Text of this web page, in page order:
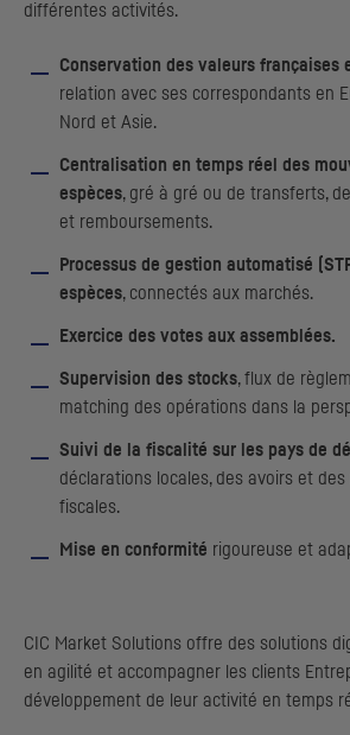
différentes activités.
Conservation des valeurs françaises
relation avec ses correspondants en
Nord et Asie.
Centralisation en temps réel des
espèces, gré à gré ou de transferts,
et remboursements.
Processus de gestion automatisé (
espèces, connectés aux marchés.
Exercice des votes aux assemblées.
Supervision des stocks, flux de
matching des opérations dans la
Suivi de la fiscalité sur les pays de
déclarations locales, des avoirs et
fiscales.
Mise en conformité rigoureuse et
CIC Market Solutions offre des solutions
en agilité et accompagner les clients
développement de leur activité en temps